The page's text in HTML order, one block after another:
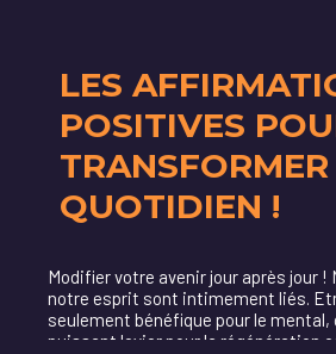
LES
POSITIVES
QUOTIDIEN !
Modifier votre avenir jour après jour !
notre esprit sont intimement liés.
seulement bénéfique pour le mental,
puissant levier pour la régénération